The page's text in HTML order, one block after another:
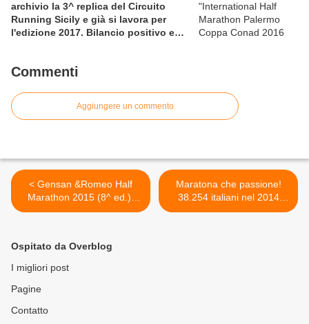
archivio la 3^ replica del Circuito
Running Sicily e già si lavora per
l'edizione 2017. Bilancio positivo e
Commenti
Aggiungere un commento
< Gensan &Romeo Half
Marathon 2015 (8^ ed.).
Superati i 10.000 iscritti per
record
Maratona che passione!
38.254 italiani nel 2014
hanno portato a termine
Ospitato da Overblog
I migliori post
Pagine
Contatto